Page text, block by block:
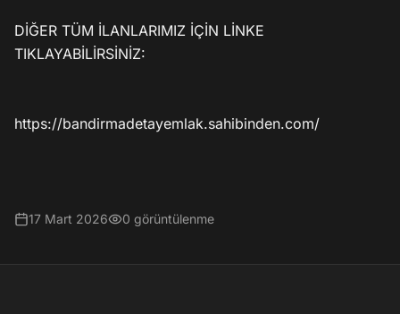
DİĞER TÜM İLANLARIMIZ İÇİN LİNKE
TIKLAYABİLİRSİNİZ:
https://bandirmadetayemlak.sahibinden.com/
17 Mart 2026 0 görüntülenme